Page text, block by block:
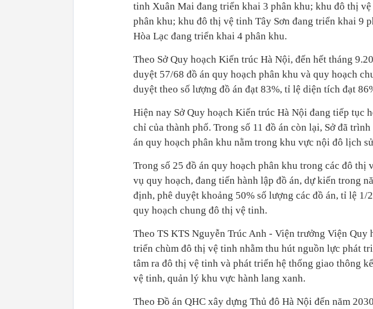
tinh Xuân Mai đang triển khai 3 phân khu; khu đô thị
phân khu; khu đô thị vệ tinh Tây Sơn đang triển khai 9
Hòa Lạc đang triển khai 4 phân khu.
Theo Sở Quy hoạch Kiến trúc Hà Nội, đến hết tháng
duyệt 57/68 đồ án quy hoạch phân khu và quy hoạch
duyệt theo số lượng đồ án đạt 83%, tỉ lệ diện tích đạt
Hiện nay Sở Quy hoạch Kiến trúc Hà Nội đang tiếp tục
chỉ của thành phố. Trong số 11 đồ án còn lại, Sở đã
án quy hoạch phân khu nằm trong khu vực nội đô lịch
Trong số 25 đồ án quy hoạch phân khu trong các đô thị
vụ quy hoạch, đang tiến hành lập đồ án, dự kiến trong
định, phê duyệt khoảng 50% số lượng các đồ án, tỉ lệ 1/
quy hoạch chung đô thị vệ tinh.
Theo TS KTS Nguyễn Trúc Anh - Viện trưởng Viện
triển chùm đô thị vệ tinh nhằm thu hút nguồn lực phát
tâm ra đô thị vệ tinh và phát triển hệ thống giao thông
vệ tinh, quản lý khu vực hành lang xanh.
Theo Đồ án QHC xây dựng Thủ đô Hà Nội đến năm